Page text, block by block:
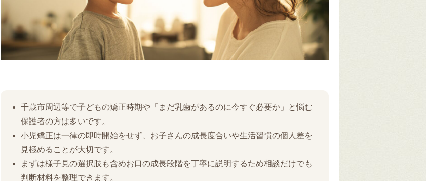
千歳市周辺等で子どもの矯正時期や「まだ乳歯があるのに今すぐ必要か」と悩む
保護者の方は多いです。
小児矯正は一律の即時開始をせず、お子さんの成長度合いや生活習慣の個人差を
見極めることが大切です。
まずは様子見の選択肢も含めお口の成長段階を丁寧に説明するため相談だけでも
判断材料を整理できます。